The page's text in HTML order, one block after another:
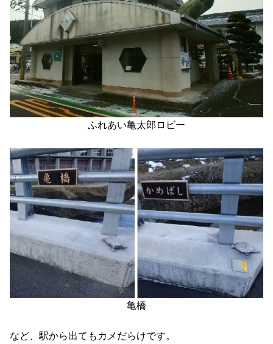
ふれあい亀太郎ロビー
亀橋
など、駅から出てもカメだらけです。